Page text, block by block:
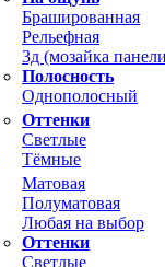
Брашированная
Рельефная
3д (мозайка
Полосность
Однополосный
Оттенки
Светлые
Тёмные
Матовая
Полуматовая
Любая на выбор
Оттенки
Светлые